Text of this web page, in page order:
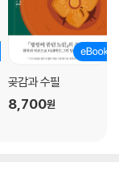
곶감과 수필
8,700원